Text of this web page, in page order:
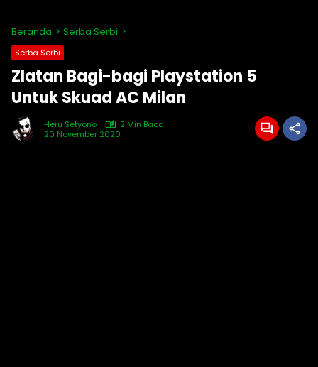
Beranda Serba Serbi
Serba Serbi
Zlatan Bagi-bagi Playstation 5
Untuk Skuad AC Milan
Heru Setyono
2 Min Baca
20 November 2020